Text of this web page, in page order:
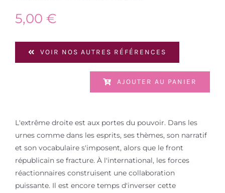
5,00 €
VOIR NOS AUTRES RÉFÉRENCES
AJOUTER AU PANIER
L'extrême droite est aux portes du pouvoir. Dans les
urnes comme dans les esprits, ses thèmes, son narratif
et son vocabulaire s'imposent, alors que le front
républicain se fracture. À l'international, les forces
réactionnaires construisent une collaboration
puissante. Il est encore temps d'inverser cette